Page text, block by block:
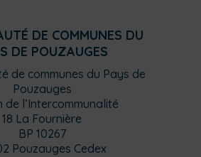
DE COMMUNES DU
DE POUZAUGES
de communes du Pays de
Pouzauges
de l’Intercommunalité
18 La Fournière
BP 10267
Pouzauges Cedex